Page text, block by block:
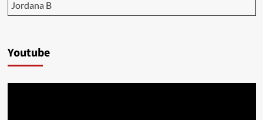
Jordana B
Youtube